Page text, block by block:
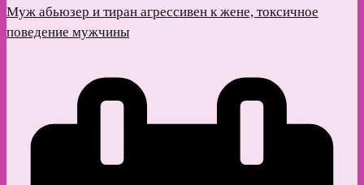
Муж абьюзер и тиран агрессивен к жене, токсичное
поведение мужчины